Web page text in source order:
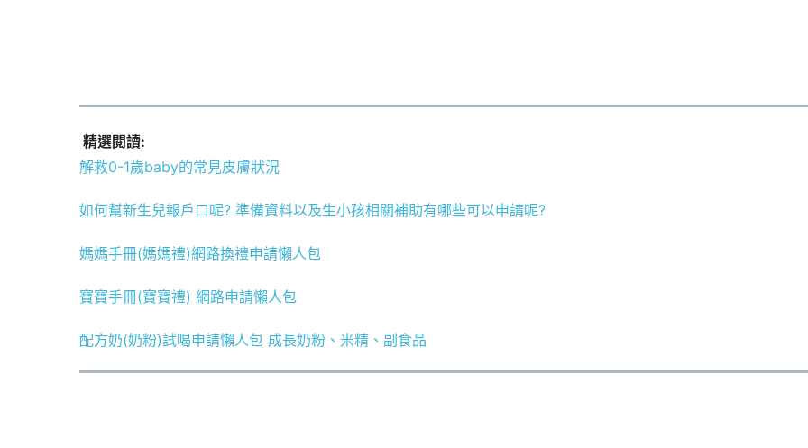
精選閱讀:
解救0-1歲baby的常見皮膚狀況
如何幫新生兒報戶口呢? 準備資料以及生小孩相關補助有哪些可以申請呢?
媽媽手冊(媽媽禮)網路換禮申請懶人包
寶寶手冊(寶寶禮) 網路申請懶人包
配方奶(奶粉)試喝申請懶人包 成長奶粉、米精、副食品